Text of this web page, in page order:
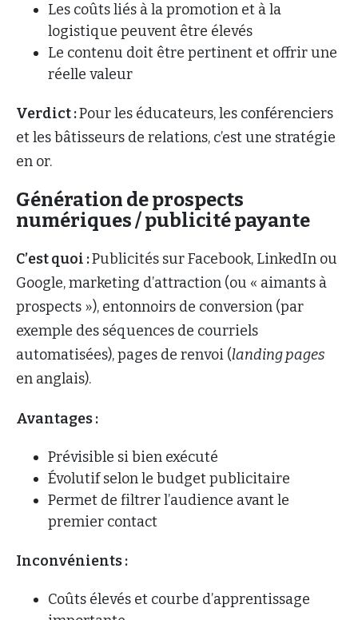
Les coûts liés à la promotion et à la
logistique peuvent être élevés
Le contenu doit être pertinent et offrir une
réelle valeur
Verdict :Pour les éducateurs, les conférenciers
et les bâtisseurs de relations, c’est une stratégie
en or.
Génération de prospects
numériques / publicité payante
C’est quoi :Publicités sur Facebook, LinkedIn ou
Google, marketing d’attraction (ou « aimants à
prospects »), entonnoirs de conversion (par
exemple des séquences de courriels
automatisées), pages de renvoi (landing pages
en anglais).
Avantages :
Prévisible si bien exécuté
Évolutif selon le budget publicitaire
Permet de filtrer l’audience avant le
premier contact
Inconvénients :
Coûts élevés et courbe d’apprentissage